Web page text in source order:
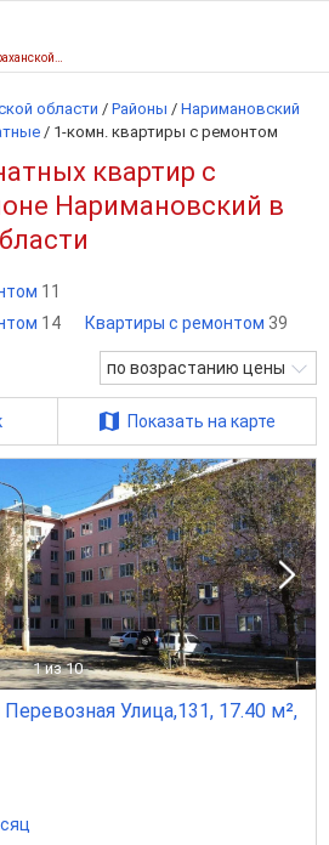
области / Районы / Наримановский
/ 1-комн. квартиры с ремонтом
квартир с
Наримановский в
11
14 Квартиры с ремонтом 39
по возрастанию цены
Показать на карте
1 из 10
Улица,131, 17.40 м²,